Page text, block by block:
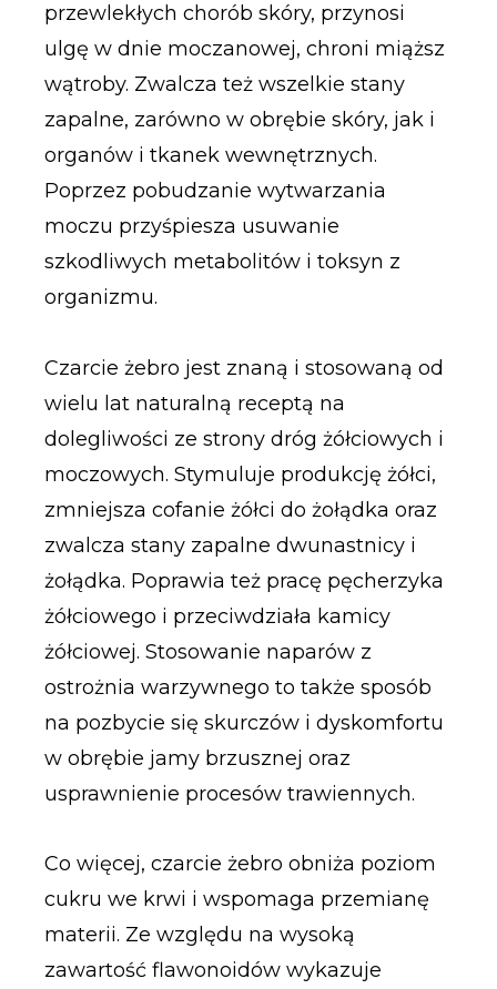
przewlekłych chorób skóry, przynosi
ulgę w dnie moczanowej, chroni miąższ
wątroby. Zwalcza też wszelkie stany
zapalne, zarówno w obrębie skóry, jak i
organów i tkanek wewnętrznych.
Poprzez pobudzanie wytwarzania
moczu przyśpiesza usuwanie
szkodliwych metabolitów i toksyn z
organizmu.
Czarcie żebro jest znaną i stosowaną od
wielu lat naturalną receptą na
dolegliwości ze strony dróg żółciowych i
moczowych. Stymuluje produkcję żółci,
zmniejsza cofanie żółci do żołądka oraz
zwalcza stany zapalne dwunastnicy i
żołądka. Poprawia też pracę pęcherzyka
żółciowego i przeciwdziała kamicy
żółciowej. Stosowanie naparów z
ostrożnia warzywnego to także sposób
na pozbycie się skurczów i dyskomfortu
w obrębie jamy brzusznej oraz
usprawnienie procesów trawiennych.
Co więcej, czarcie żebro obniża poziom
cukru we krwi i wspomaga przemianę
materii. Ze względu na wysoką
zawartość flawonoidów wykazuje